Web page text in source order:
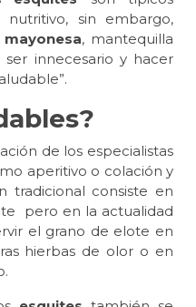
sin embargo,
mayonesa, mantequilla
innecesario y hacer
de los especialistas
aperitivo o colación y
tradicional consiste en
pero en la actualidad
el grano de elote en
hierbas de olor o en